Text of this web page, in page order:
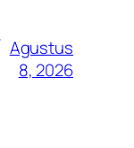
Agustus
8, 2026